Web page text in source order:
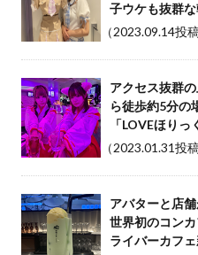
子ウケも抜群
（2023.09.14投稿
アクセス抜群
ら徒歩約5分の
「LOVEほりっ
（2023.01.31投稿
アバターと店
世界初のコン
ライバーカフェ